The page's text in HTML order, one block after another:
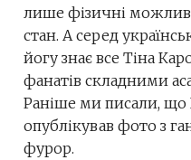
лише фізичні
стан. А серед
йогу знає все Тіна
фанатів складними
Раніше ми писали, що
опублікував фото з
фурор.